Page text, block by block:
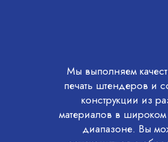
Мы выполняем
печать штендеров и
конструкции из
материалов в
диапазоне. Вы